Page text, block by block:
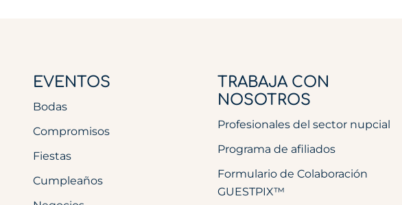
EVENTOS
Bodas
Compromisos
Fiestas
Cumpleaños
TRABAJA CON
NOSOTROS
Profesionales del sector nupcial
Programa de afiliados
Formulario de Colaboración
GUESTPIX™